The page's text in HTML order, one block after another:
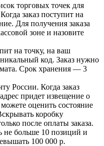
торговых точек для
заказ поступит на
Для получения заказа
зоне и назовите
на точку, на ваш
код. Заказ нужно
Срок хранения — 3
России. Когда заказ
придет извещение о
оценить состояние
коробку
после оплаты заказа.
не больше 10 позиций и
100 000 р.